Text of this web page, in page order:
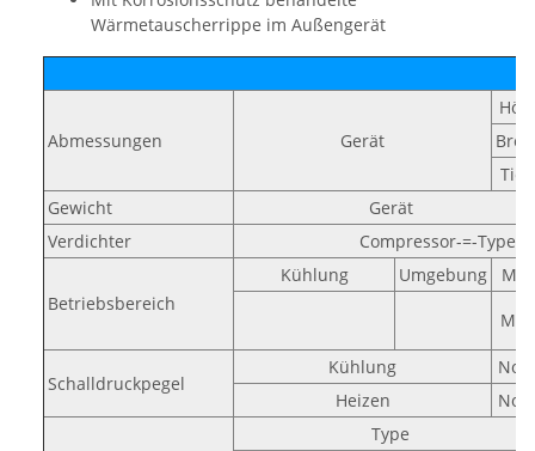
Wärmetauscherrippe im Außengerät
Abmessungen Gerät
Gewicht
Gerät
Verdichter
Compressor-=-Type
Betriebsbereich
Kühlung Umgebung
Schalldruckpegel
Kühlung
Heizen
Type